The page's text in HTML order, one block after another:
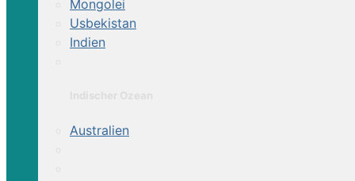
Mongolei
Usbekistan
Indien
Australien
zu heiss wird. Am Atlantik können Sie das